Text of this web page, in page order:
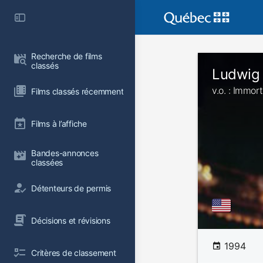
Recherche de films
classés
Films classés récemment
Films à l’affiche
Bandes-annonces
classées
Détenteurs de permis
Décisions et révisions
Critères de classement
Ludwig
v.o. :
1994